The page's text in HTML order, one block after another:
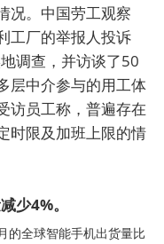
况。中国劳工观察
工厂的举报人投诉
调查，并访谈了50
层中介参与的用工体
访员工称，普遍存在
时限及加班上限的情
少4%。
的全球智能手机出货量比